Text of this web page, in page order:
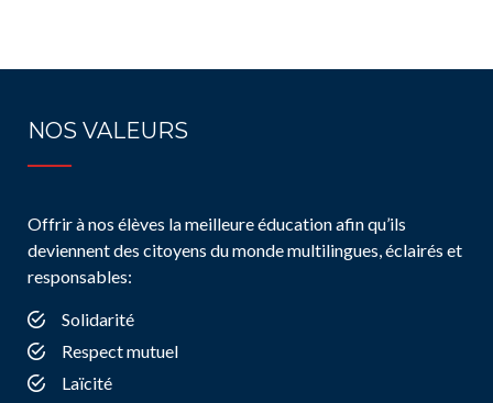
NOS VALEURS
Offrir à nos élèves la meilleure éducation afin qu’ils
deviennent des citoyens du monde multilingues, éclairés et
responsables:
Solidarité
Respect mutuel
Laïcité